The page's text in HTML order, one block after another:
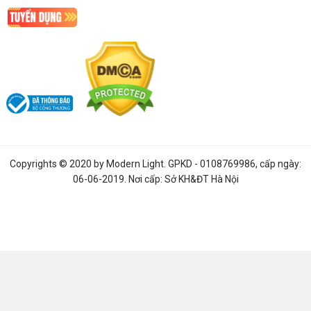
chất lượng ánh sáng của đèn cực kỳ tốt. Ánh sáng phát ra
đúng màu, không bị biến đổi hay có hiện tưởng sụt màu, sai
Không gian được chiếu sáng hiển thị màu sắc trung thực vốn
có, ít bị sai màu. Và đặc biệt, khi sử dụng một thời gian đen sẽ
không bị tối viền hay đen đầu đèn. Bạn hoàn toàn yên tâm khi
sử dụng các sản phẩm mà Led Xanh phân phối.
Copyrights © 2020 by Modern Light. GPKD - 0108769986, cấp ngày:
06-06-2019. Nơi cấp: Sở KH&ĐT Hà Nội